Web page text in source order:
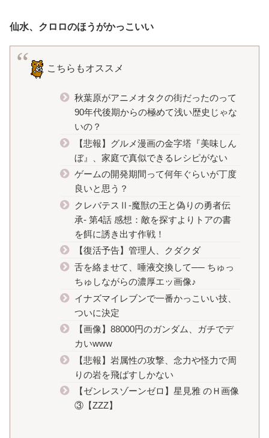
仙水、クロロのほうがかっこいい
こちらもオススメ
秋葉原がアニメオタクの街だったのって
90年代後期からの極めて浅い歴史じゃな
いの？
【悲報】グルメ漫画の金字塔『美味しん
ぼ』、家庭で真似できるレシピがない
ゲームの開発期間って何年ぐらいが丁度
良いと思う？
クレバテスⅡ-魔獣の王と偽りの勇者伝
承- 第4話 感想：敵を探すよりトアの書
を餌に誘き出す作戦！
【復活予告】管理人、クダクダ
舌を絡ませて、唾液交換して── ちゅっ
ちゅしながらの濃厚エッ画像♪
イナズマイレブンで一番かっこいい技、
ついに決定
【画像】88000円のガンダム、ガチでデ
カいwww
【悲報】岩属性の攻撃、念力や怪力で周
りの岩を飛ばすしかない
【ゼンレスゾーンゼロ】星見雅 のＨ画像
③【ZZZ】